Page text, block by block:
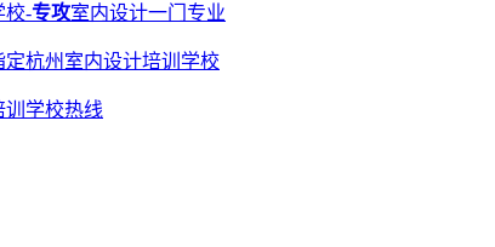
校-专攻室内设计一门专业
杭州室内设计培训学校
训学校热线